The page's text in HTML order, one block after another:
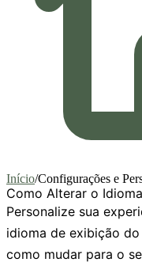
Início/Configurações e
Como Alterar o
Personalize sua
idioma de exibição
como mudar para o